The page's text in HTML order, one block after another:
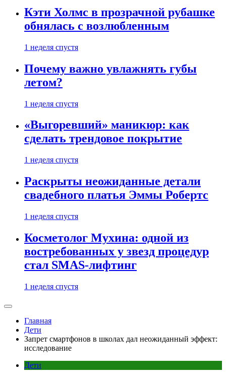
Кэти Холмс в прозрачной рубашке
обнялась с возлюбленным
1 неделя спустя
Почему важно увлажнять губы
летом?
1 неделя спустя
«Выгоревший» маникюр: как
сделать трендовое покрытие
1 неделя спустя
Раскрыты неожиданные детали
свадебного платья Эммы Робертс
1 неделя спустя
Косметолог Мухина: одной из
востребованных у звезд процедур
стал SMAS-лифтинг
1 неделя спустя
Главная
Дети
Запрет смартфонов в школах дал неожиданный эффект:
исследование
Дети